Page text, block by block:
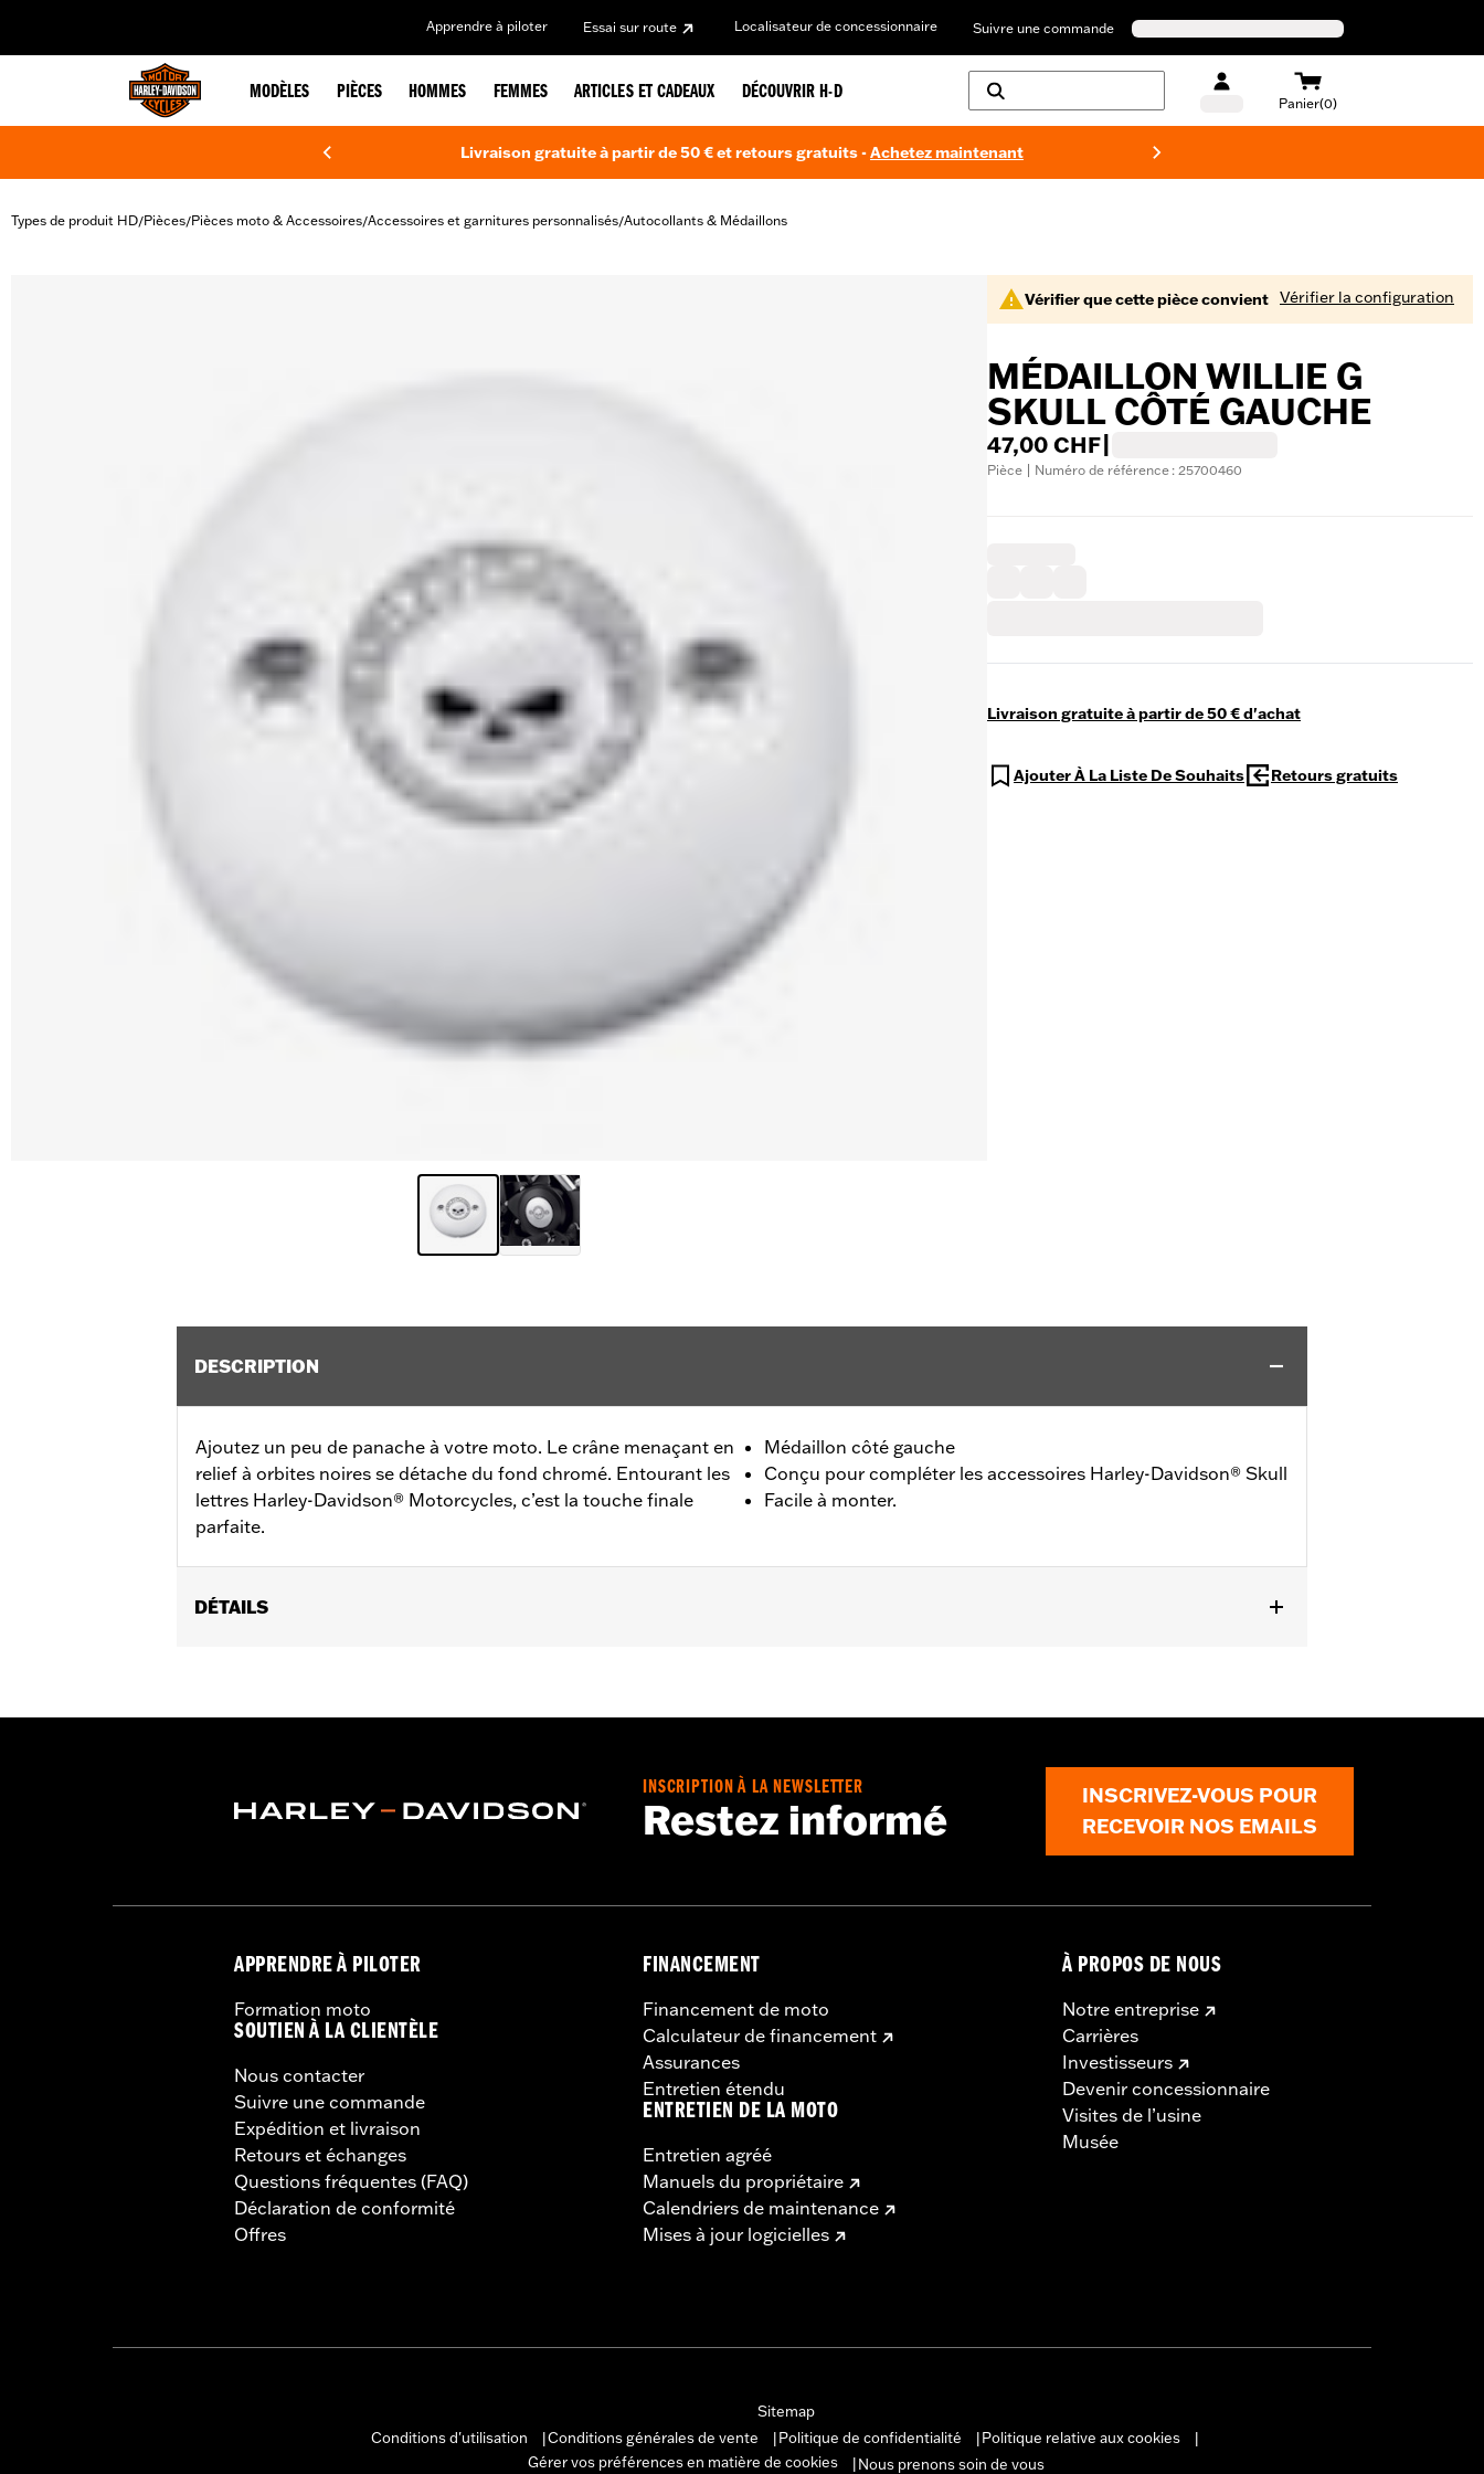
Apprendre à piloter Essai sur route Localisateur de concessionnaire Suivre une commande
MODÈLES PIÈCES HOMMES FEMMES ARTICLES ET CADEAUX DÉCOUVRIR H-D
Panier(0)
Livraison gratuite à partir de 50 € et retours gratuits -Achetez maintenant
Types de produit HD/Pièces/Pièces moto & Accessoires/Accessoires et garnitures personnalisés/Autocollants & Médaillons
Vérifier que cette pièce convient Vérifier la configuration
MÉDAILLON WILLIE G
SKULL CÔTÉ GAUCHE
47,00 CHF
Pièce | Numéro de référence : 25700460
Livraison gratuite à partir de 50 € d'achat
Ajouter À La Liste De Souhaits Retours gratuits
DESCRIPTION
Ajoutez un peu de panache à votre moto. Le crâne menaçant en
relief à orbites noires se détache du fond chromé. Entourant les
lettres Harley-Davidson® Motorcycles, c’est la touche finale
parfaite.
Médaillon côté gauche
Conçu pour compléter les accessoires Harley-Davidson® Skull
Facile à monter.
DÉTAILS
Collection:Willie G Skull
Médaillon, support et matériel de montage
GARANTIE:,,,,,,,,,,,,,,,,,,,,,,,,,,,,,,,,,,,,,,,,,,,,,,,,,,,,,,,,,,,,,,,,,,,
INSCRIPTION À LA NEWSLETTER
Restez informé
INSCRIVEZ-VOUS POUR
RECEVOIR NOS EMAILS
APPRENDRE À PILOTER
Formation moto
SOUTIEN À LA CLIENTÈLE
Nous contacter
Suivre une commande
Expédition et livraison
Retours et échanges
Questions fréquentes (FAQ)
Déclaration de conformité
Offres
FINANCEMENT
Financement de moto
Calculateur de financement
Assurances
Entretien étendu
ENTRETIEN DE LA MOTO
Entretien agréé
Manuels du propriétaire
Calendriers de maintenance
Mises à jour logicielles
À PROPOS DE NOUS
Notre entreprise
Carrières
Investisseurs
Devenir concessionnaire
Visites de l’usine
Musée
Sitemap
Conditions d'utilisation
Conditions générales de vente Politique de confidentialité Politique relative aux cookies
Gérer vos préférences en matière de cookies
Nous prenons soin de vous